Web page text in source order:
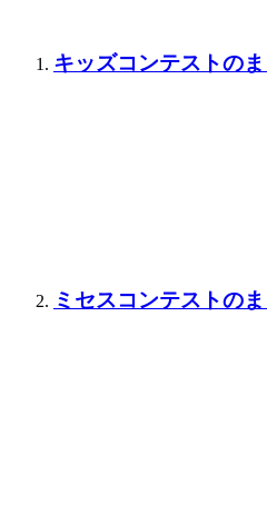
キッズコンテストの
ミセスコンテストの